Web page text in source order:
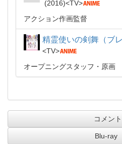
2016
TV
アクション作画監督
精霊使いの剣舞（ブ
TV
オープニングスタッフ・原画
コメント
Blu-ray